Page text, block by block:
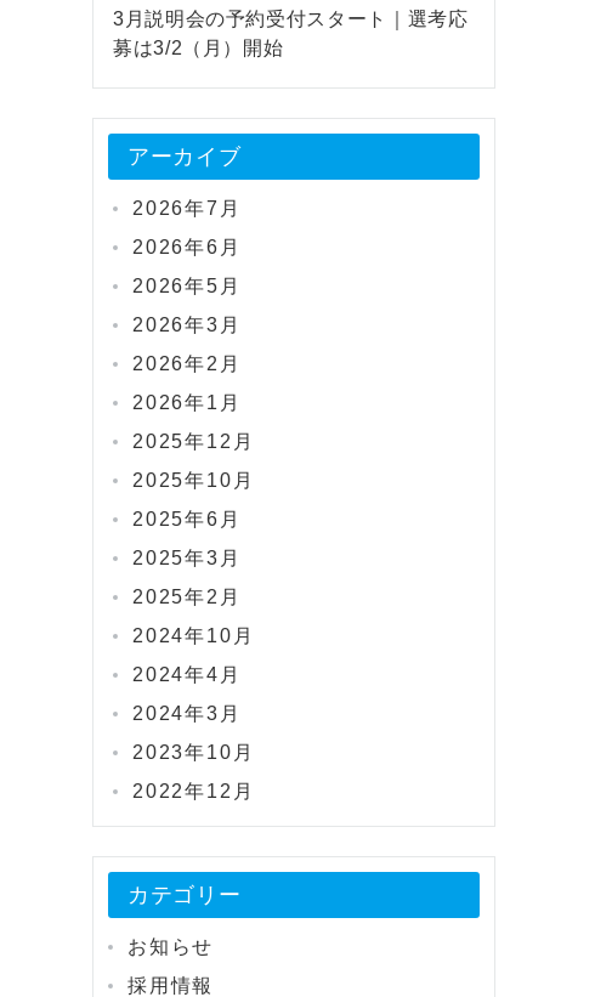
3月説明会の予約受付スタート｜選考応
募は3/2（月）開始
アーカイブ
2026年7月
2026年6月
2026年5月
2026年3月
2026年2月
2026年1月
2025年12月
2025年10月
2025年6月
2025年3月
2025年2月
2024年10月
2024年4月
2024年3月
2023年10月
2022年12月
カテゴリー
お知らせ
採用情報